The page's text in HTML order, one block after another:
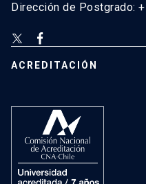
Dirección de Postgrado:
ACREDITACIÓN